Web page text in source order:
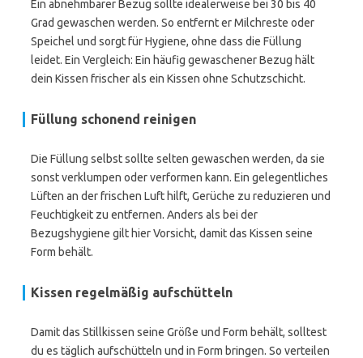
Ein abnehmbarer Bezug sollte idealerweise bei 30 bis 40
Grad gewaschen werden. So entfernt er Milchreste oder
Speichel und sorgt für Hygiene, ohne dass die Füllung
leidet. Ein Vergleich: Ein häufig gewaschener Bezug hält
dein Kissen frischer als ein Kissen ohne Schutzschicht.
Füllung schonend reinigen
Die Füllung selbst sollte selten gewaschen werden, da sie
sonst verklumpen oder verformen kann. Ein gelegentliches
Lüften an der frischen Luft hilft, Gerüche zu reduzieren und
Feuchtigkeit zu entfernen. Anders als bei der
Bezugshygiene gilt hier Vorsicht, damit das Kissen seine
Form behält.
Kissen regelmäßig aufschütteln
Damit das Stillkissen seine Größe und Form behält, solltest
du es täglich aufschütteln und in Form bringen. So verteilen